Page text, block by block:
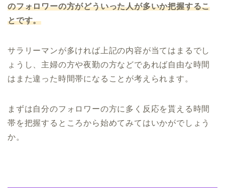
のフォロワーの方がどういった人が多いか把握するこ
とです。
サラリーマンが多ければ上記の内容が当てはまるでし
ょうし、主婦の方や夜勤の方などであれば自由な時間
はまた違った時間帯になることが考えられます。
まずは自分のフォロワーの方に多く反応を貰える時間
帯を把握するところから始めてみてはいかがでしょう
か。